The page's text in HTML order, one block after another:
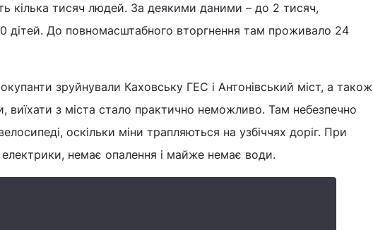
кілька тисяч людей. За деякими даними – до 2 тисяч,
дітей. До повномасштабного вторгнення там проживало 24
окупанти зруйнували Каховську ГЕС і Антонівський міст, а також
виїхати з міста стало практично неможливо. Там небезпечно
оскільки міни трапляються на узбіччях доріг. При
немає опалення і майже немає води.